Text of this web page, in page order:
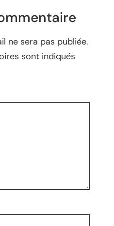
ne sera pas publiée.
sont indiqués